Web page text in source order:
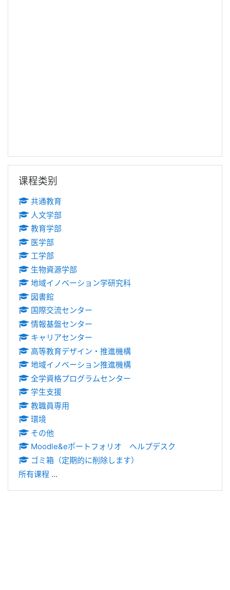
课程类别
共通教育
人文学部
教育学部
医学部
工学部
生物資源学部
地域イノベーション学研究科
図書館
国際交流センター
情報基盤センター
キャリアセンター
高等教育デザイン・推進機構
地域イノベーション推進機構
全学資格プログラムセンター
学生支援
教職員専用
環境
その他
Moodle&eポートフォリオ ヘルプデスク
ゴミ箱（定期的に削除します）
所有课程 ...